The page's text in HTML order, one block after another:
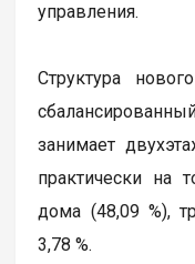
управления.
Структура
занимает
практически на
дома (48,09 %),
3,78 %.